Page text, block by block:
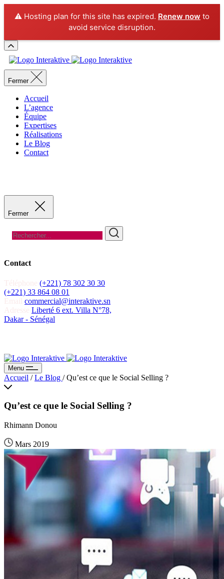
⚠️ Hosting plan for this site has expired. Renew now to
avoid service disruption.
Fermer
Accueil
L’agence
Équipe
Expertises
Réalisations
Le Blog
Contact
Fermer
Contact
(+221) 78 302 30 30
(+221) 33 864 08 01
commercial@interaktive.sn
Liberté 6 ext. Villa N°78,
Dakar - Sénégal
Menu
Accueil / Le Blog / Qu’est ce que le Social Selling ?
Qu’est ce que le Social Selling ?
Rhimann Donou
Mars 2019